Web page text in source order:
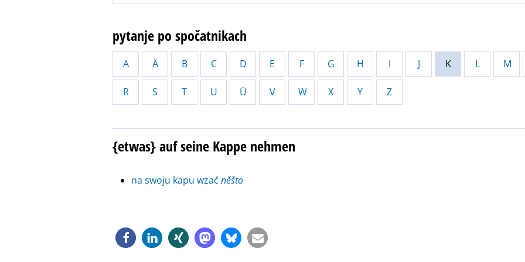
pytanje po spočatnikach
A Ä B C D E F G H I J K L M
R S T U Ü V W X Y Z
{etwas} auf seine Kappe nehmen
na swoju kapu wzać něšto